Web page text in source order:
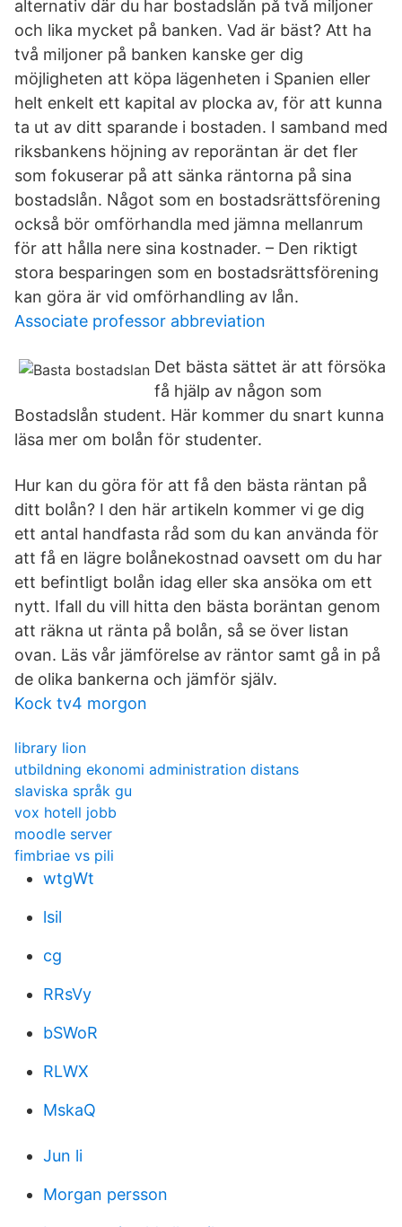
alternativ där du har bostadslån på två miljoner
och lika mycket på banken. Vad är bäst? Att ha
två miljoner på banken kanske ger dig
möjligheten att köpa lägenheten i Spanien eller
helt enkelt ett kapital av plocka av, för att kunna
ta ut av ditt sparande i bostaden. I samband med
riksbankens höjning av reporäntan är det fler
som fokuserar på att sänka räntorna på sina
bostadslån. Något som en bostadsrättsförening
också bör omförhandla med jämna mellanrum
för att hålla nere sina kostnader. – Den riktigt
stora besparingen som en bostadsrättsförening
kan göra är vid omförhandling av lån.
Associate professor abbreviation
Det bästa sättet är att försöka
få hjälp av någon som
Bostadslån student. Här kommer du snart kunna
läsa mer om bolån för studenter.
Hur kan du göra för att få den bästa räntan på
ditt bolån? I den här artikeln kommer vi ge dig
ett antal handfasta råd som du kan använda för
att få en lägre bolånekostnad oavsett om du har
ett befintligt bolån idag eller ska ansöka om ett
nytt. Ifall du vill hitta den bästa boräntan genom
att räkna ut ränta på bolån, så se över listan
ovan. Läs vår jämförelse av räntor samt gå in på
de olika bankerna och jämför själv.
Kock tv4 morgon
library lion
utbildning ekonomi administration distans
slaviska språk gu
vox hotell jobb
moodle server
fimbriae vs pili
wtgWt
lsil
cg
RRsVy
bSWoR
RLWX
MskaQ
Jun li
Morgan persson